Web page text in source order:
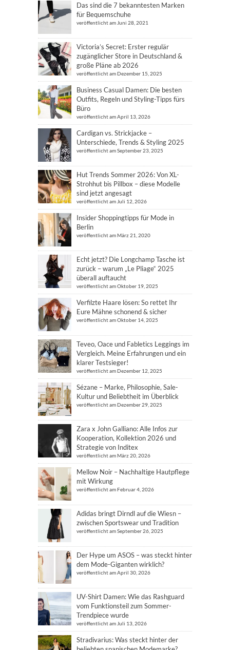
Das sind die 7 bekanntesten Marken
für Bequemschuhe
veröffentlicht am Juni 28, 2021
Victoria’s Secret: Erster regulär
zugänglicher Store in Deutschland &
große Pläne ab 2026
veröffentlicht am Dezember 15, 2025
Business Casual Damen: Die besten
Outfits, Regeln und Styling-Tipps fürs
Büro
veröffentlicht am April 13, 2026
Cardigan vs. Strickjacke –
Unterschiede, Trends & Styling 2025
veröffentlicht am September 23, 2025
Hut Trends Sommer 2026: Von XL-
Strohhut bis Pillbox – diese Modelle
sind jetzt angesagt
veröffentlicht am Juli 12, 2026
Insider Shoppingtipps für Mode in
Berlin
veröffentlicht am März 21, 2020
Echt jetzt? Die Longchamp Tasche ist
zurück – warum „Le Pliage“ 2025
überall auftaucht
veröffentlicht am Oktober 19, 2025
Verfilzte Haare lösen: So rettet Ihr
Eure Mähne schonend & sicher
veröffentlicht am Oktober 14, 2025
Teveo, Oace und Fabletics Leggings im
Vergleich. Meine Erfahrungen und ein
klarer Testsieger!
veröffentlicht am Dezember 12, 2025
Sézane – Marke, Philosophie, Sale-
Kultur und Beliebtheit im Überblick
veröffentlicht am Dezember 29, 2025
Zara x John Galliano: Alle Infos zur
Kooperation, Kollektion 2026 und
Strategie von Inditex
veröffentlicht am März 20, 2026
Mellow Noir – Nachhaltige Hautpflege
mit Wirkung
veröffentlicht am Februar 4, 2026
Adidas bringt Dirndl auf die Wiesn –
zwischen Sportswear und Tradition
veröffentlicht am September 26, 2025
Der Hype um ASOS – was steckt hinter
dem Mode-Giganten wirklich?
veröffentlicht am April 30, 2026
UV-Shirt Damen: Wie das Rashguard
vom Funktionsteil zum Sommer-
Trendpiece wurde
veröffentlicht am Juli 13, 2026
Stradivarius: Was steckt hinter der